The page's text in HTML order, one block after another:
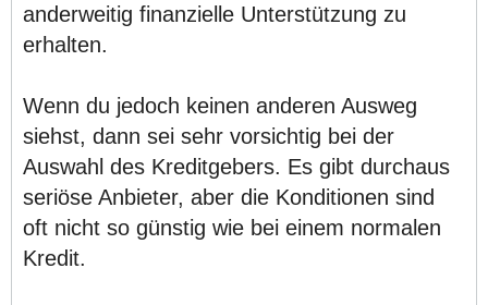
anderweitig finanzielle Unterstützung zu
erhalten.
Wenn du jedoch keinen anderen Ausweg
siehst, dann sei sehr vorsichtig bei der
Auswahl des Kreditgebers. Es gibt durchaus
seriöse Anbieter, aber die Konditionen sind
oft nicht so günstig wie bei einem normalen
Kredit.